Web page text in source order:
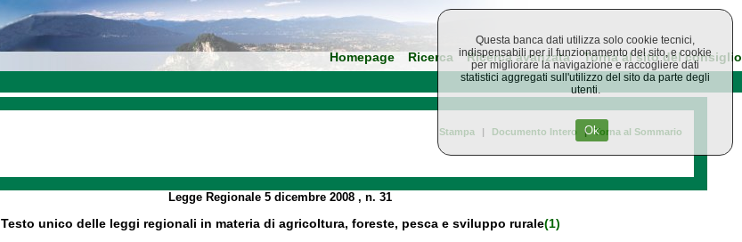
Homepage Ricerca Ricerca avanzata Torna al sito del consiglio
Stampa | Documento Intero | Torna al Sommario
Legge Regionale5 dicembre 2008, n. 31
Testo unico delle leggi regionali in materia di agricoltura, foreste, pesca e sviluppo rurale(1)
Questa banca dati utilizza solo cookie tecnici,
indispensabili per il funzionamento del sito, e cookie
per migliorare la navigazione e raccogliere dati
statistici aggregati sull'utilizzo del sito da parte degli
utenti.
Ok